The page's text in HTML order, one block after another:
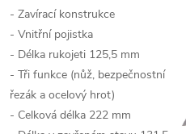
- Zavírací konstrukce
- Vnitřní pojistka
- Délka rukojeti 125,5 mm
- Tři funkce (nůž, bezpečnostní
řezák a ocelový hrot)
- Celková délka 222 mm